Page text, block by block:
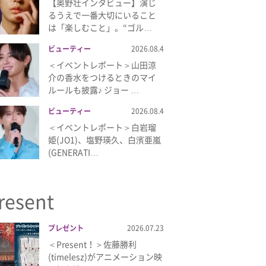
【奥野壮インタビュー】演じ
るうえで一番大切にいること
は「楽しむこと」。“ゴル…
ビューティー 2026.08.4
＜イベントレポート＞山田涼
介の香水をつけるときのマイ
ルールも披露♪ ジョー …
ビューティー 2026.08.4
＜イベントレポート＞白岩瑠
姫(JO1)、塩野瑛久、白濱亜嵐
(GENERATI…
プレゼント 2026.07.23
＜Present！＞佐藤勝利
(timelesz)がアニメーション映